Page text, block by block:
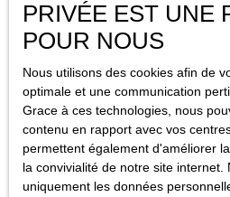
PRIVÉE EST UNE
POUR NOUS
Nous utilisons des cookies afin de
optimale et une communication
Grace à ces technologies, nous
contenu en rapport avec vos
permettent également d'améliorer
la convivialité de notre site internet.
uniquement les données